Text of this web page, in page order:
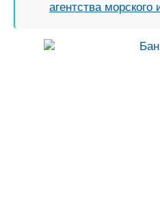
агентства морского